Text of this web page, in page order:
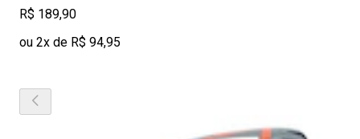
R$ 189,90
ou 2x de R$ 94,95